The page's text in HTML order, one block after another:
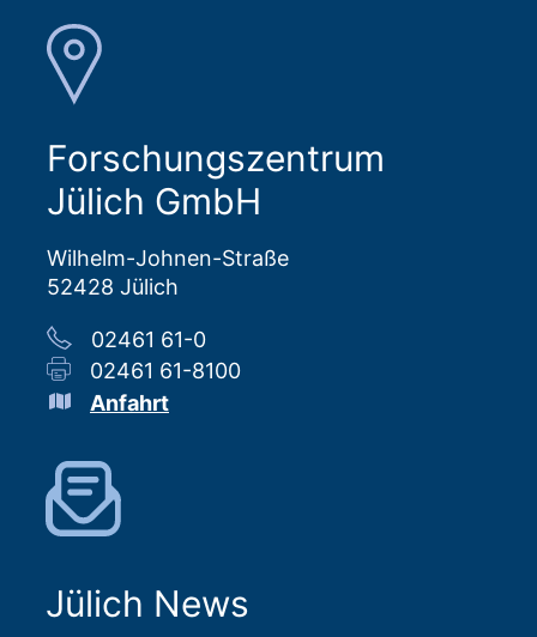
Forschungszentrum
Jülich GmbH
Wilhelm-Johnen-Straße
52428 Jülich
02461 61-0
02461 61-8100
Anfahrt
Jülich News